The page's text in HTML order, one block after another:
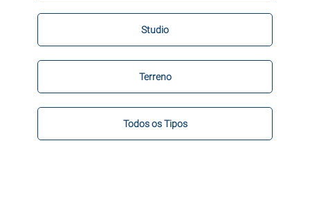
Studio
Terreno
Todos os Tipos